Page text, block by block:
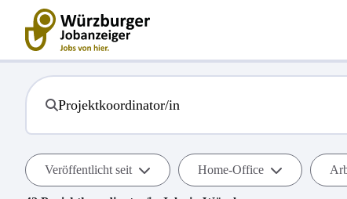
Veröffentlicht seit Home-Office